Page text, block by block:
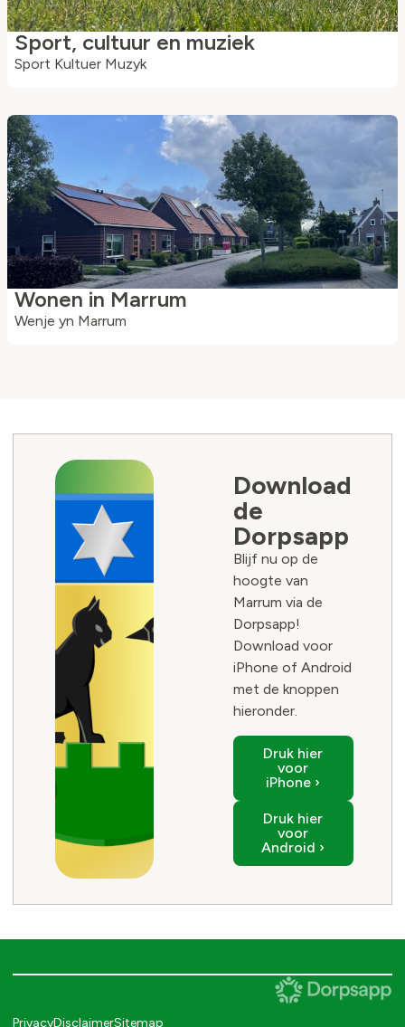
Sport, cultuur en muziek
Sport Kultuer Muzyk
Wonen in Marrum
Wenje yn Marrum
Download
de
Dorpsapp
Blijf nu op de
hoogte van
Marrum via de
Dorpsapp!
Download voor
iPhone of Android
met de knoppen
hieronder.
Druk hier
voor
iPhone ›
Druk hier
voor
Android ›
PrivacyDisclaimerSitemap